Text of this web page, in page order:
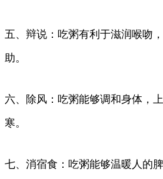
五、辩说：吃粥有利于滋润喉吻
助。
六、除风：吃粥能够调和身体，
寒。
七、消宿食：吃粥能够温暖人的